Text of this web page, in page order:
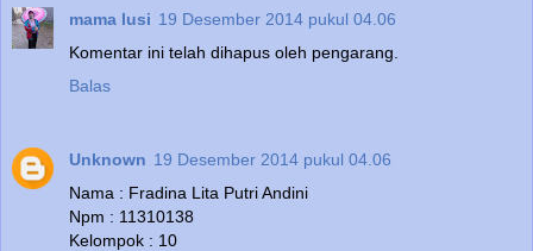
mama lusi 19 Desember 2014 pukul 04.06
Komentar ini telah dihapus oleh pengarang.
Balas
Unknown 19 Desember 2014 pukul 04.06
Nama : Fradina Lita Putri Andini
Npm : 11310138
Kelompok : 10